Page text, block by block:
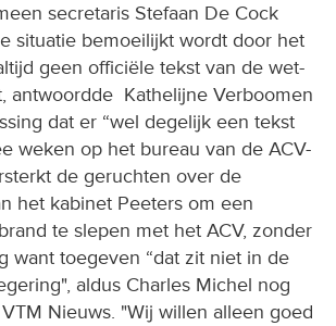
secretaris Stefaan De Cock
situatie bemoeilijkt wordt door het
geen officiële tekst van de wet-
antwoordde Kathelijne Verboomen
dat er “wel degelijk een tekst
weken op het bureau van de ACV-
de geruchten over de
het kabinet Peeters om een
te slepen met het ACV, zonder
want toegeven “dat zit niet in de
aldus Charles Michel nog
Nieuws. "Wij willen alleen goed